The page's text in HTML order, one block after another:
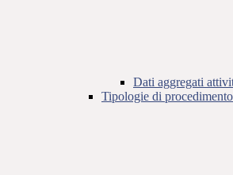
Dati aggregati
Tipologie di procedimento